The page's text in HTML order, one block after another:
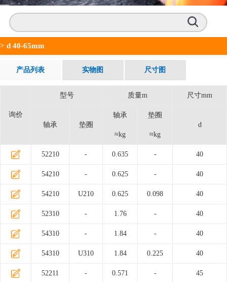
> d 40-65mm
产品列表 实物图 尺寸图
询价
型号 质量m 尺寸mm
轴承 垫圈
轴承
≈kg
垫圈
≈kg
d
52210 - 0.635 - 40
54210 - 0.625 - 40
54210 U210 0.625 0.098 40
52310 - 1.76 - 40
54310 - 1.84 - 40
54310 U310 1.84 0.225 40
52211 - 0.571 - 45